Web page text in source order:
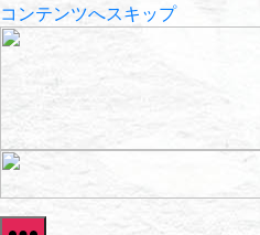
コンテンツへスキップ